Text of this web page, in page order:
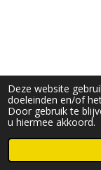
Deze website
doeleinden en/of
Door gebruik te
u hiermee akkoord.
© 2025- 2026 Djöz